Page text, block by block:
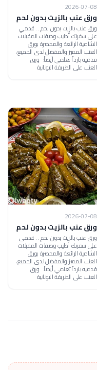
2026-07-08
ورق عنب بالزيت بدون لحم
ورق عنب بالزيت بدون لحم .. قدمي
على سفرتك أطيب وصفات المقبلات
الشامية الرائعة والمحضرة بورق
العنب المميز والمفضل لدى الجميع،
قدميه بارداً تعلمي أيضاً: ورق
العنب على الطريقة اليونانية
2026-07-08
ورق عنب بالزيت بدون لحم
ورق عنب بالزيت بدون لحم .. قدمي
على سفرتك أطيب وصفات المقبلات
الشامية الرائعة والمحضرة بورق
العنب المميز والمفضل لدى الجميع،
قدميه بارداً تعلمي أيضاً: ورق
العنب على الطريقة اليونانية